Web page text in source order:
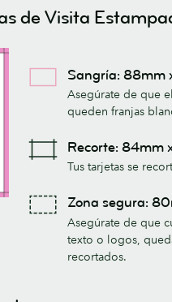
de Visita
Sangría: 88mm
Asegúrate de que
queden franjas
Recorte: 84mm
Tus tarjetas se
Zona segura:
Asegúrate de que
texto o logos,
recortados.